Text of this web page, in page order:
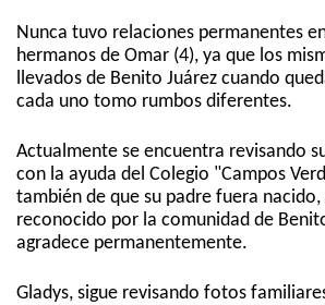
Nunca tuvo relaciones permanentes
hermanos de Omar (4), ya que los
llevados de Benito Juárez cuando
cada uno tomo rumbos diferentes.
Actualmente se encuentra revisando
con la ayuda del Colegio "Campos
también de que su padre fuera
reconocido por la comunidad de
agradece permanentemente.
Gladys, sigue revisando fotos